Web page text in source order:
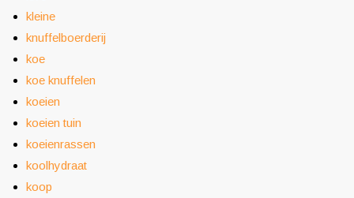
kleine
knuffelboerderij
koe
koe knuffelen
koeien
koeien tuin
koeienrassen
koolhydraat
koop